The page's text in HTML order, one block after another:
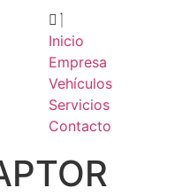
Inicio
Empresa
Vehículos
Servicios
Contacto